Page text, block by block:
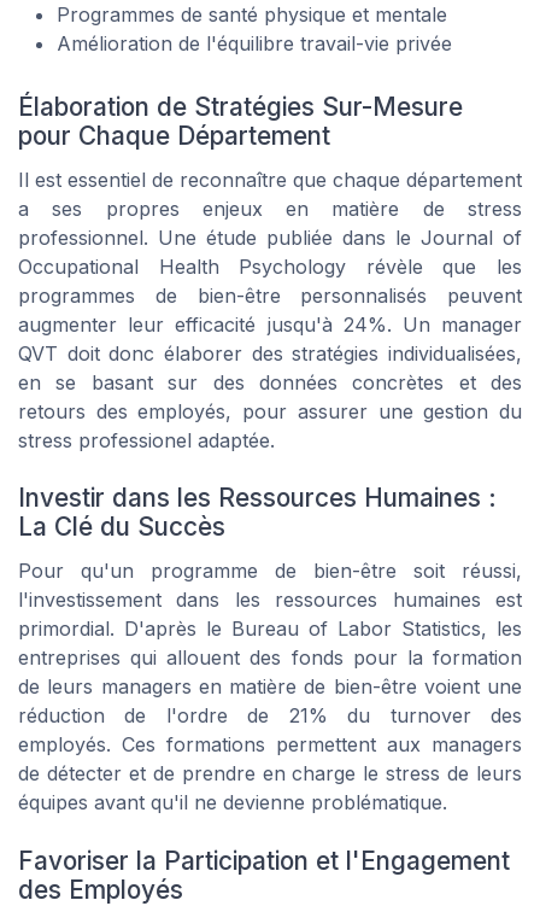
Programmes de santé physique et mentale
Amélioration de l'équilibre travail-vie privée
Élaboration de Stratégies Sur-Mesure
pour Chaque Département
Il est essentiel de reconnaître que chaque département
a ses propres enjeux en matière de stress
professionnel. Une étude publiée dans le Journal of
Occupational Health Psychology révèle que les
programmes de bien-être personnalisés peuvent
augmenter leur efficacité jusqu'à 24%. Un manager
QVT doit donc élaborer des stratégies individualisées,
en se basant sur des données concrètes et des
retours des employés, pour assurer une gestion du
stress professionel adaptée.
Investir dans les Ressources Humaines :
La Clé du Succès
Pour qu'un programme de bien-être soit réussi,
l'investissement dans les ressources humaines est
primordial. D'après le Bureau of Labor Statistics, les
entreprises qui allouent des fonds pour la formation
de leurs managers en matière de bien-être voient une
réduction de l'ordre de 21% du turnover des
employés. Ces formations permettent aux managers
de détecter et de prendre en charge le stress de leurs
équipes avant qu'il ne devienne problématique.
Favoriser la Participation et l'Engagement
des Employés